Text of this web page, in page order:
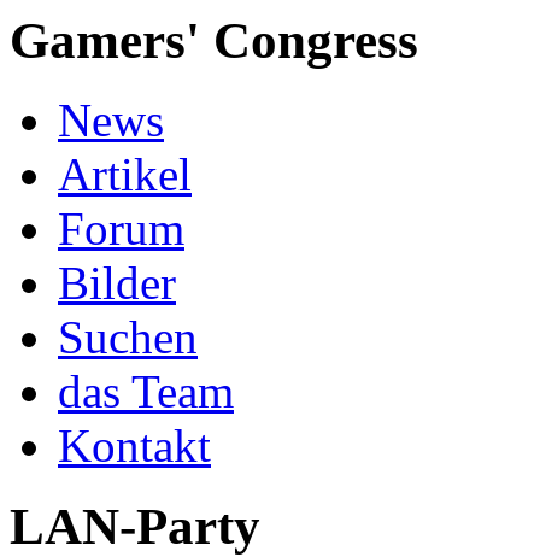
Gamers' Congress
News
Artikel
Forum
Bilder
Suchen
das Team
Kontakt
LAN-Party